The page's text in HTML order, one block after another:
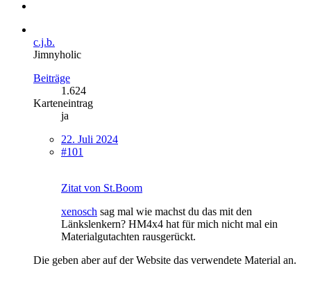
c.j.b.
Jimnyholic
Beiträge
1.624
Karteneintrag
ja
22. Juli 2024
#101
Zitat von St.Boom
xenosch sag mal wie machst du das mit den
Länkslenkern? HM4x4 hat für mich nicht mal ein
Materialgutachten rausgerückt.
Die geben aber auf der Website das verwendete Material an.